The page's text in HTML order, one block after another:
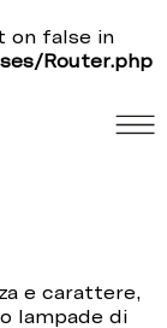
on false in
Router.php
e carattere,
lampade di